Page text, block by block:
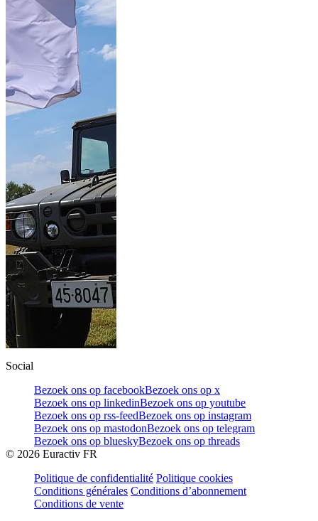
Social
Bezoek ons op facebookBezoek ons op x
Bezoek ons op linkedinBezoek ons op youtube
Bezoek ons op rss-feedBezoek ons op instagram
Bezoek ons op mastodonBezoek ons op telegram
Bezoek ons op blueskyBezoek ons op threads
© 2026 Euractiv FR
Politique de confidentialité Politique cookies
Conditions générales Conditions d’abonnement
Conditions de vente